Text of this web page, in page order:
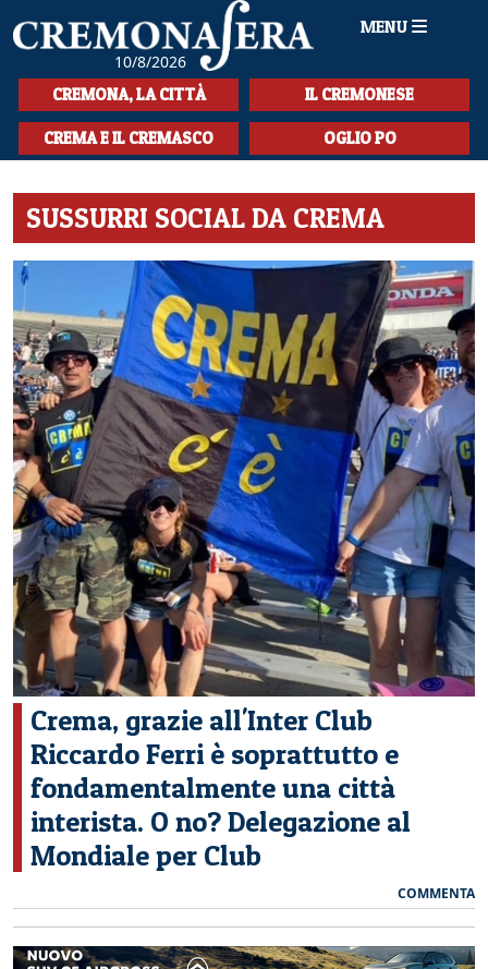
10/8/2026
MENU
HOME
CRONACA
LA MUSICA
CULTURA
LA STORIA
SPETTACOLI
L'EDITORIALE
SEZIONI
CERCA
CREMONA, LA CITTÀ IL CREMONESE
CREMA E IL CREMASCO OGLIO PO
SUSSURRI SOCIAL DA CREMA
Crema, grazie all'Inter Club
Riccardo Ferri è soprattutto e
fondamentalmente una città
interista. O no? Delegazione al
Mondiale per Club
COMMENTA